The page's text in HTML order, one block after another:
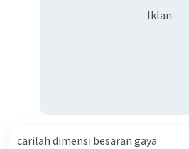
Iklan
carilah dimensi besaran gaya